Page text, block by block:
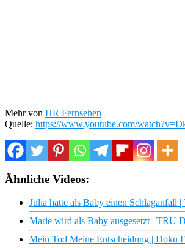
Mehr von HR Fernsehen
Quelle: https://www.youtube.com/
Ähnliche Videos:
Julia hatte als Baby einen
Marie wird als Baby ausgesetzt | TRU
Mein Tod Meine Entscheidung | Doku